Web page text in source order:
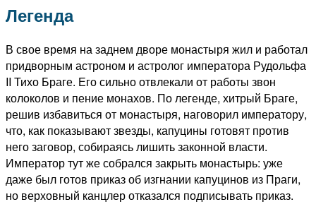
Легенда
В свое время на заднем дворе монастыря жил и работал
придворным астроном и астролог императора Рудольфа
II Тихо Браге. Его сильно отвлекали от работы звон
колоколов и пение монахов. По легенде, хитрый Браге,
решив избавиться от монастыря, наговорил императору,
что, как показывают звезды, капуцины готовят против
него заговор, собираясь лишить законной власти.
Император тут же собрался закрыть монастырь: уже
даже был готов приказ об изгнании капуцинов из Праги,
но верховный канцлер отказался подписывать приказ.